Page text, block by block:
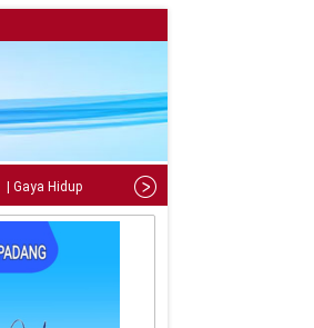
| Gaya Hidup | Teknologi